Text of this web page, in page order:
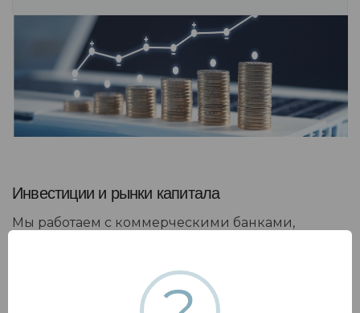
Инвестиции и рынки капитала
Мы работаем с коммерческими банками,